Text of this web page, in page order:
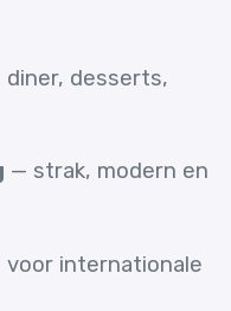
diner, desserts,
— strak, modern en
internationale